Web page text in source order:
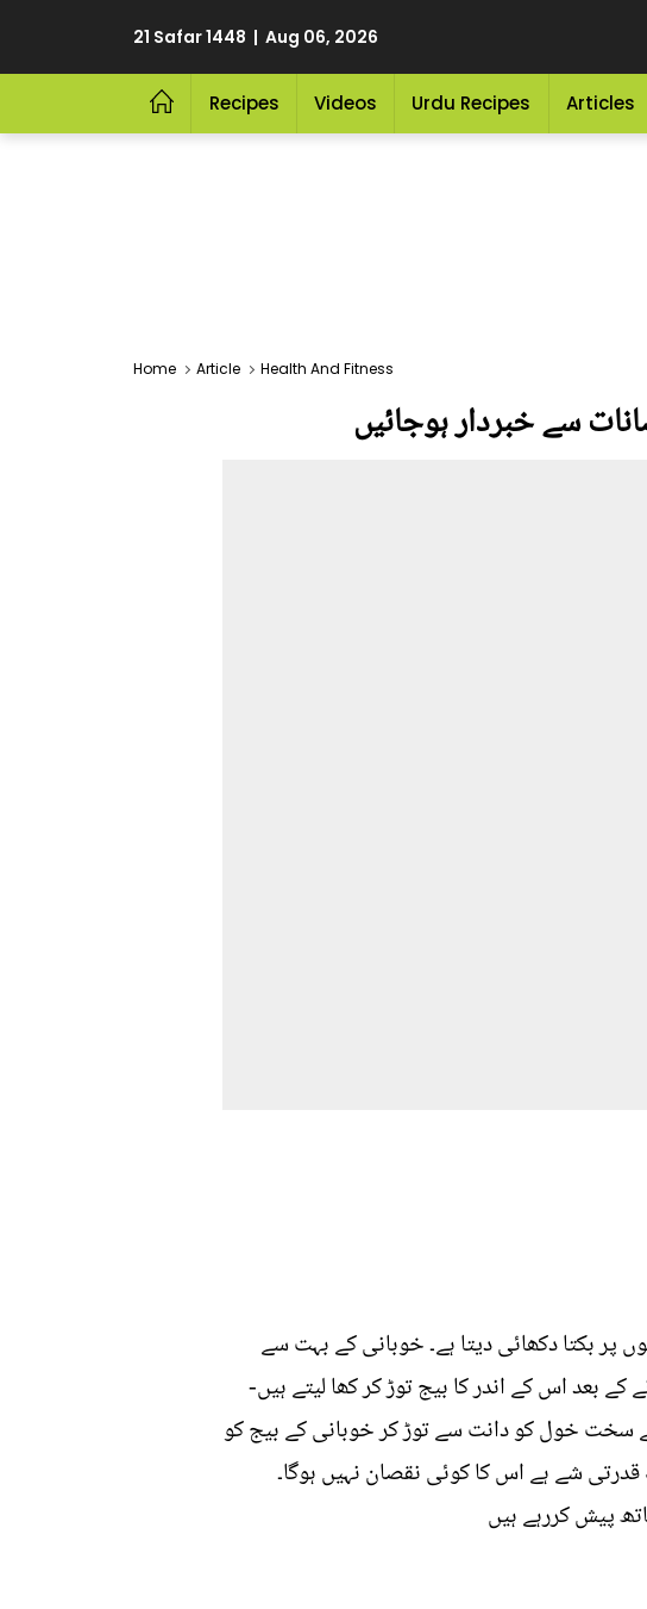
21 Safar 1448 | Aug 06, 2026
Recipes Videos Urdu Recipes Articles
Home Article Health And Fitness
سے خبردار ہوجائیں
بکتا دکھائی دیتا ہے۔ خوبانی کے بہت سے
کے بعد اس کے اندر کا بیج توڑ کر کھا لیتے ہیں-
سخت خول کو دانت سے توڑ کر خوبانی کے بیج کو
قدرتی شے ہے اس کا کوئی نقصان نہیں ہوگا۔
پیش کررہے ہیں